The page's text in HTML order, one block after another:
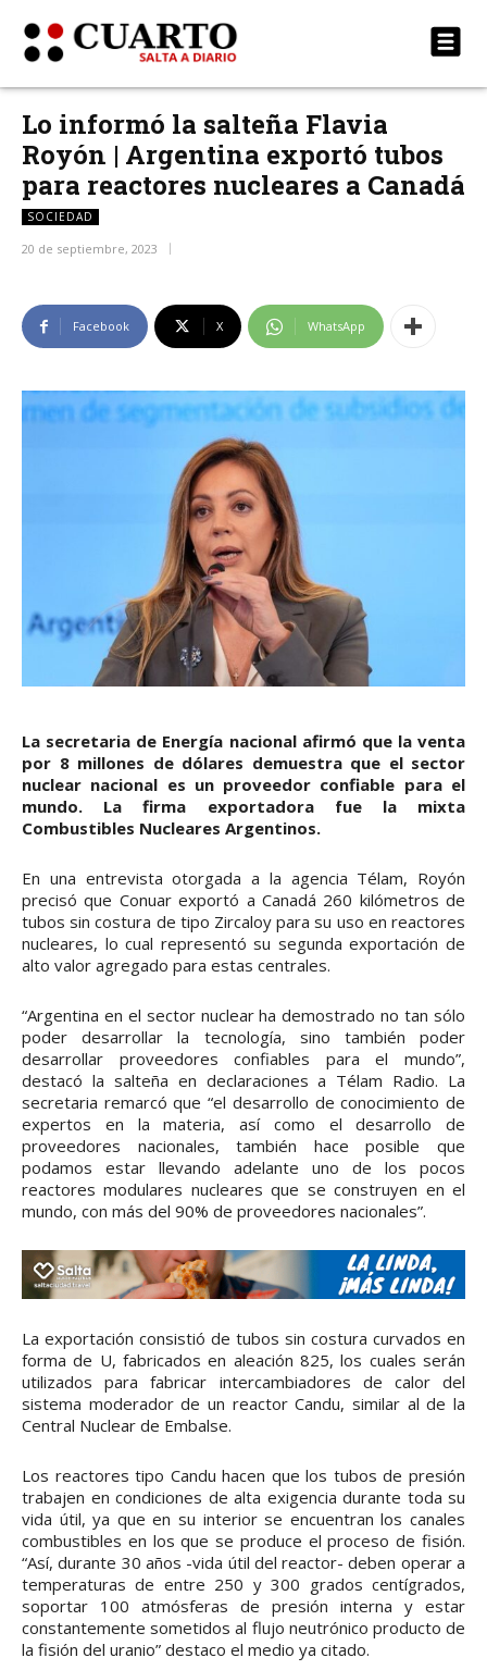
Lo informó la salteña Flavia
Royón | Argentina exportó tubos
para reactores nucleares a Canadá
SOCIEDAD
20 de septiembre, 2023
Facebook X WhatsApp
La secretaria de Energía nacional afirmó que la venta
por 8 millones de dólares demuestra que el sector
nuclear nacional es un proveedor confiable para el
mundo. La firma exportadora fue la mixta
Combustibles Nucleares Argentinos.
En una entrevista otorgada a la agencia Télam, Royón
precisó que Conuar exportó a Canadá 260 kilómetros de
tubos sin costura de tipo Zircaloy para su uso en reactores
nucleares, lo cual representó su segunda exportación de
alto valor agregado para estas centrales.
“Argentina en el sector nuclear ha demostrado no tan sólo
poder desarrollar la tecnología, sino también poder
desarrollar proveedores confiables para el mundo”,
destacó la salteña en declaraciones a Télam Radio. La
secretaria remarcó que “el desarrollo de conocimiento de
expertos en la materia, así como el desarrollo de
proveedores nacionales, también hace posible que
podamos estar llevando adelante uno de los pocos
reactores modulares nucleares que se construyen en el
mundo, con más del 90% de proveedores nacionales”.
La exportación consistió de tubos sin costura curvados en
forma de U, fabricados en aleación 825, los cuales serán
utilizados para fabricar intercambiadores de calor del
sistema moderador de un reactor Candu, similar al de la
Central Nuclear de Embalse.
Los reactores tipo Candu hacen que los tubos de presión
trabajen en condiciones de alta exigencia durante toda su
vida útil, ya que en su interior se encuentran los canales
combustibles en los que se produce el proceso de fisión.
“Así, durante 30 años -vida útil del reactor- deben operar a
temperaturas de entre 250 y 300 grados centígrados,
soportar 100 atmósferas de presión interna y estar
constantemente sometidos al flujo neutrónico producto de
la fisión del uranio” destaco el medio ya citado.